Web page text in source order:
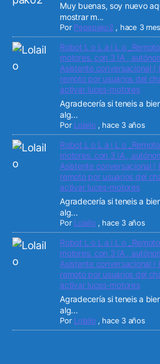
Muy buenas, soy nuevo
mostrar m...
Por Pepepako2 , hace 3
Robot L o L a i L o
motores. con 3 IA ,
Asistente conversacional (
remoto por usuarios del
activar luces-motores
Agradecería si teneis a
alg...
Por Lolailo , hace 3 años
Robot L o L a i L o
motores. con 3 IA ,
Asistente conversacional (
remoto por usuarios del
activar luces-motores
Agradecería si teneis a
alg...
Por Lolailo , hace 3 años
Robot L o L a i L o
motores. con 3 IA ,
Asistente conversacional (
remoto por usuarios del
activar luces-motores
Agradecería si teneis a
alg...
Por Lolailo , hace 3 años